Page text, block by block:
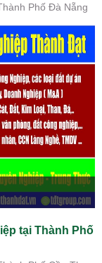
Phố Đà Nẵng
tại Thành Phố